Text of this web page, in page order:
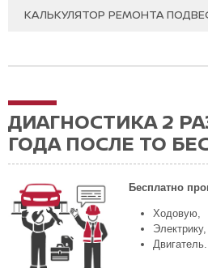
КАЛЬКУЛЯТОР РЕМОНТА
ДИАГНОСТИКА 2
ГОДА ПОСЛЕ ТО
Бесплатно
Ходовую,
Электрику,
Двигатель.